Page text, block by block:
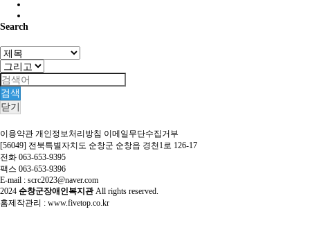
Search
검색
닫기
이용약관 개인정보처리방침 이메일무단수집거부
[56049] 전북특별자치도 순창군 순창읍 경천1로 126-17
전화 063-653-9395
팩스 063-653-9396
E-mail : scrc2023@naver.com
2024 순창군장애인복지관All rights reserved.
홈제작관리 : www.fivetop.co.kr